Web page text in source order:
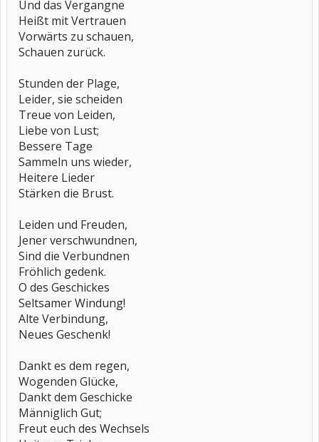
Und das Vergangne
Heißt mit Vertrauen
Vorwärts zu schauen,
Schauen zurück.
Stunden der Plage,
Leider, sie scheiden
Treue von Leiden,
Liebe von Lust;
Bessere Tage
Sammeln uns wieder,
Heitere Lieder
Stärken die Brust.
Leiden und Freuden,
Jener verschwundnen,
Sind die Verbundnen
Fröhlich gedenk.
O des Geschickes
Seltsamer Windung!
Alte Verbindung,
Neues Geschenk!
Dankt es dem regen,
Wogenden Glücke,
Dankt dem Geschicke
Männiglich Gut;
Freut euch des Wechsels